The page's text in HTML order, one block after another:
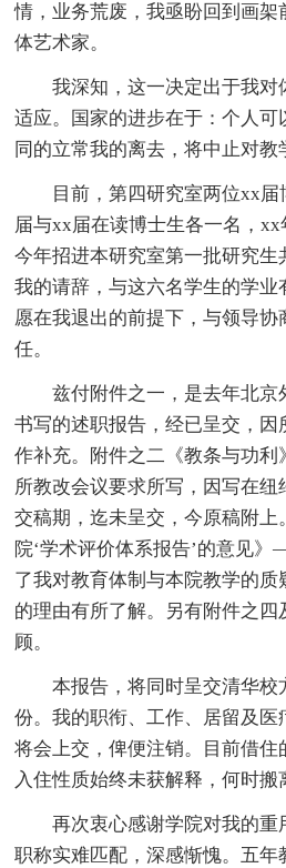
情，业务荒废，我亟盼回到画架
体艺术家。
我深知，这一决定出于我对
适应。国家的进步在于：个人可
同的立常我的离去，将中止对教
目前，第四研究室两位xx
届与xx届在读博士生各一名，xx
今年招进本研究室第一批研究生
我的请辞，与这六名学生的学业
愿在我退出的前提下，与领导协
任。
兹付附件之一，是去年北
书写的述职报告，经已呈交，因
作补充。附件之二《教条与功
所教改会议要求所写，因写在纽
交稿期，迄未呈交，今原稿附上
院‘学术评价体系报告’的意见
了我对教育体制与本院教学的
的理由有所了解。另有附件之
顾。
本报告，将同时呈交清华校
份。我的职衔、工作、居留及
将会上交，俾便注销。目前借
入住性质始终未获解释，何时搬
再次衷心感谢学院对我的重
职称实难匹配，深感惭愧。五年